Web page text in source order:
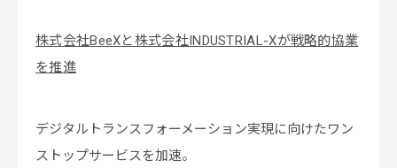
株式会社BeeXと株式会社INDUSTRIAL-Xが戦略的協業
を推進
デジタルトランスフォーメーション実現に向けたワン
ストップサービスを加速。